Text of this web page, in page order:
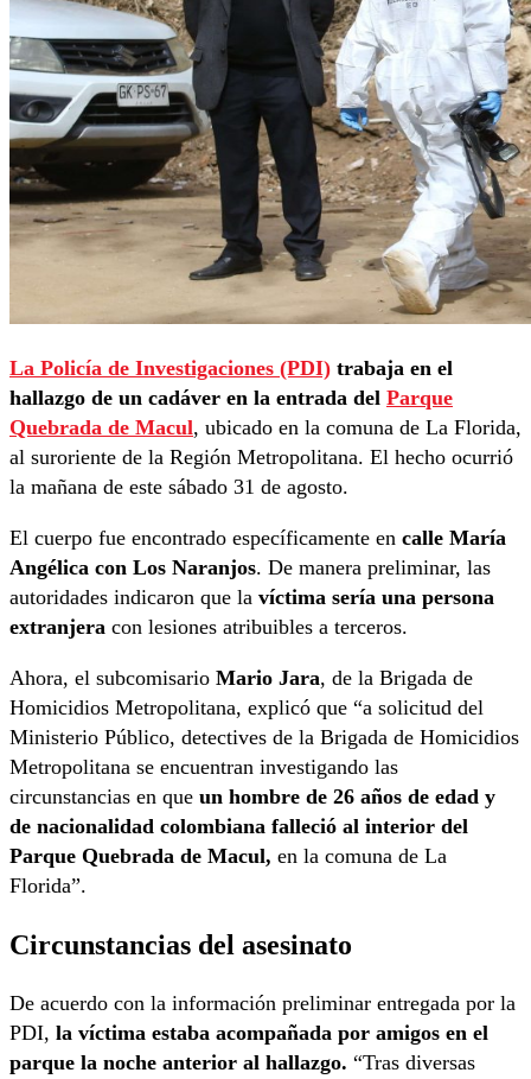
La Policía de Investigaciones (PDI) trabaja en el
hallazgo de un cadáver en la entrada del Parque
Quebrada de Macul, ubicado en la comuna de La Florida,
al suroriente de la Región Metropolitana. El hecho ocurrió
la mañana de este sábado 31 de agosto.
El cuerpo fue encontrado específicamente en calle María
Angélica con Los Naranjos. De manera preliminar, las
autoridades indicaron que la víctima sería una persona
extranjera con lesiones atribuibles a terceros.
Ahora, el subcomisario Mario Jara, de la Brigada de
Homicidios Metropolitana, explicó que “a solicitud del
Ministerio Público, detectives de la Brigada de Homicidios
Metropolitana se encuentran investigando las
circunstancias en que un hombre de 26 años de edad y
de nacionalidad colombiana falleció al interior del
Parque Quebrada de Macul, en la comuna de La
Florida”.
Circunstancias del asesinato
De acuerdo con la información preliminar entregada por la
PDI, la víctima estaba acompañada por amigos en el
parque la noche anterior al hallazgo. “Tras diversas